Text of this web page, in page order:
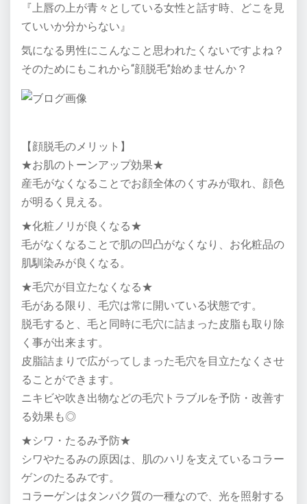
『上唇の上が青々としている女性と話す時、どこを見
ていいか分からない』
気になる男性にこんなこと思われたくないですよね？
そのためにもこれから“顔脱毛”始めませんか？
【顔脱毛のメリット】
★お肌のトーンアップ効果★
産毛がなくなることでお顔全体のくすみが取れ、顔色
が明るく見える。
★化粧ノリが良くなる★
毛がなくなることで肌の凹凸がなくなり、お化粧品の
肌馴染みが良くなる。
★毛穴が目立たなくなる★
毛がある限り、毛穴は常に開いている状態です。
脱毛すると、毛と同時に毛穴に詰まった皮脂も取り除
く事が出来ます。
皮脂詰まりで広がってしまった毛穴を目立たなくさせ
ることができます。
ニキビや吹き出物などの毛穴トラブルを予防・改善す
る効果も◎
★シワ・たるみ予防★
シワやたるみの原因は、肌のハリを支えているコラー
ゲンのたるみです。
コラーゲンはタンパク質の一種なので、光を照射する